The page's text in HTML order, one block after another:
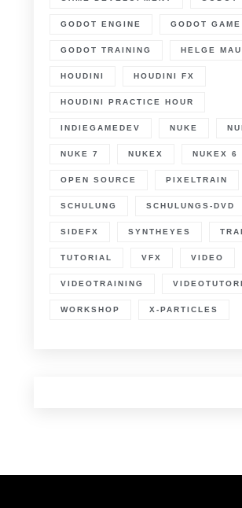
GODOT ENGINE GODOT
GODOT TRAINING HELGE
HOUDINI HOUDINI FX
HOUDINI PRACTICE HOUR
INDIEGAMEDEV NUKE
NUKE 7 NUKEX NUKEX 6
OPEN SOURCE PIXELTRAIN
SCHULUNG SCHULUNGS-DVD
SIDEFX SYNTHEYES
TUTORIAL VFX VIDEO
VIDEOTRAINING
WORKSHOP X-PARTICLES